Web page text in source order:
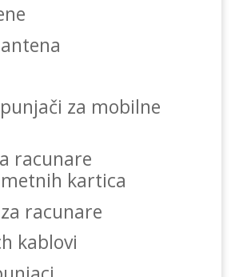
za mobilne
racunare
kartica
racunare
kablovi